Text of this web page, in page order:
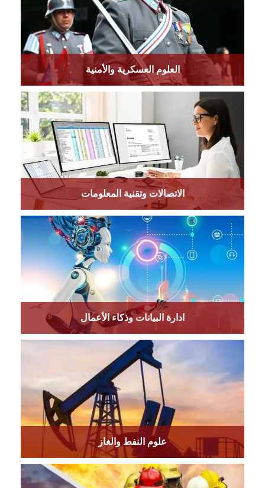
العلوم العسكرية والأمنية
الاتصالات وتقنية المعلومات
ادارة البيانات وذكاء الأعمال
علوم النفط والغاز